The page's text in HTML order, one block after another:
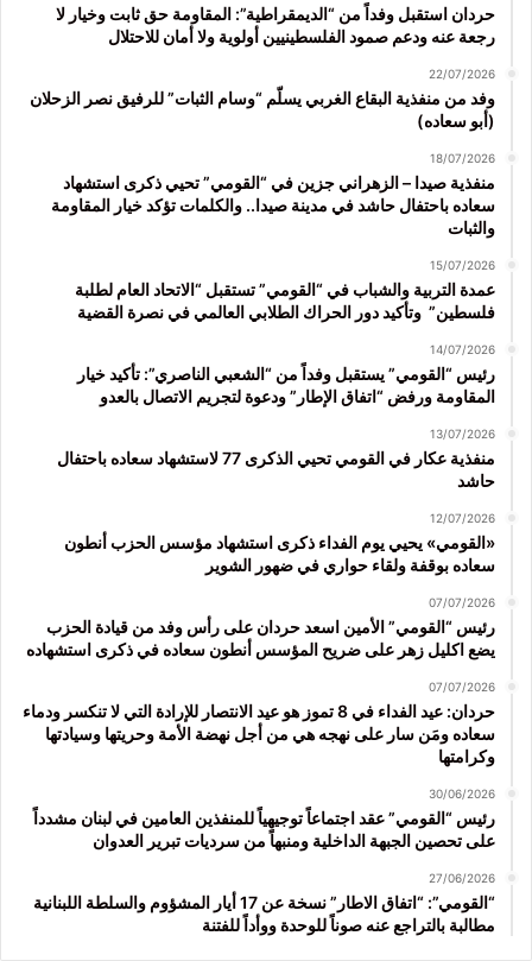
حردان استقبل وفداً من “الديمقراطية”: المقاومة حق ثابت وخيار لا
رجعة عنه ودعم صمود الفلسطينيين أولوية ولا أمان للاحتلال
22/07/2026
وفد من منفذية البقاع الغربي يسلّم “وسام الثبات” للرفيق نصر الزحلان
(أبو سعاده)
18/07/2026
منفذية صيدا – الزهراني جزين في “القومي” تحيي ذكرى استشهاد
سعاده باحتفال حاشد في مدينة صيدا.. والكلمات تؤكد خيار المقاومة
والثبات
15/07/2026
عمدة التربية والشباب في “القومي” تستقبل “الاتحاد العام لطلبة
فلسطين” وتأكيد دور الحراك الطلابي العالمي في نصرة القضية
14/07/2026
رئيس “القومي” يستقبل وفداً من “الشعبي الناصري”: تأكيد خيار
المقاومة ورفض “اتفاق الإطار” ودعوة لتجريم الاتصال بالعدو
13/07/2026
منفذية عكار في القومي تحيي الذكرى 77 لاستشهاد سعاده باحتفال
حاشد
12/07/2026
«القومي» يحيي يوم الفداء ذكرى استشهاد مؤسس الحزب أنطون
سعاده بوقفة ولقاء حواري في ضهور الشوير
07/07/2026
رئيس “القومي” الأمين اسعد حردان على رأس وفد من قيادة الحزب
يضع اكليل زهر على ضريح المؤسس أنطون سعاده في ذكرى استشهاده
07/07/2026
حردان: عيد الفداء في 8 تموز هو عيد الانتصار للإرادة التي لا تنكسر ودماء
سعاده ومَن سار على نهجه هي من أجل نهضة الأمة وحريتها وسيادتها
وكرامتها
30/06/2026
رئيس “القومي” عقد اجتماعاً توجيهياً للمنفذين العامين في لبنان مشدداً
على تحصين الجبهة الداخلية ومنبهاً من سرديات تبرير العدوان
27/06/2026
“القومي”: “اتفاق الاطار” نسخة عن 17 أيار المشؤوم والسلطة اللبنانية
مطالبة بالتراجع عنه صوناً للوحدة ووأداً للفتنة